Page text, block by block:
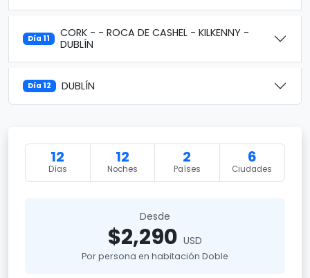
Día 11
CORK - - ROCA DE CASHEL - KILKENNY -
DUBLÍN
Día 12 DUBLÍN
12
Días
12
Noches
2
Países
6
Ciudades
Desde
$2,290 USD
Por persona en habitación Doble